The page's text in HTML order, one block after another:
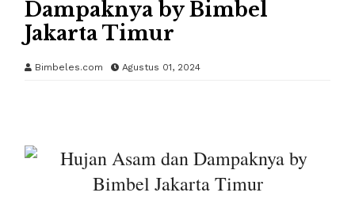
Dampaknya by Bimbel
Jakarta Timur
Bimbeles.com Agustus 01, 2024